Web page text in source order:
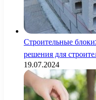
Строительные
решения для
19.07.2024